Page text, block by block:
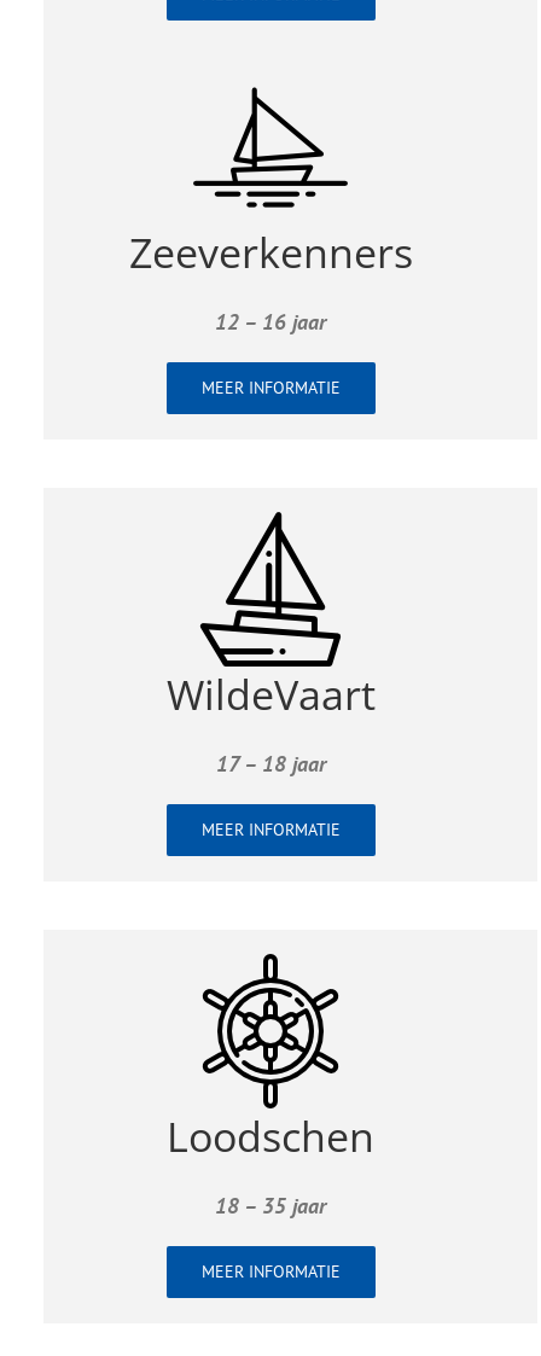
Zeeverkenners
12 – 16 jaar
MEER INFORMATIE
WildeVaart
17 – 18 jaar
MEER INFORMATIE
Loodschen
18 – 35 jaar
MEER INFORMATIE